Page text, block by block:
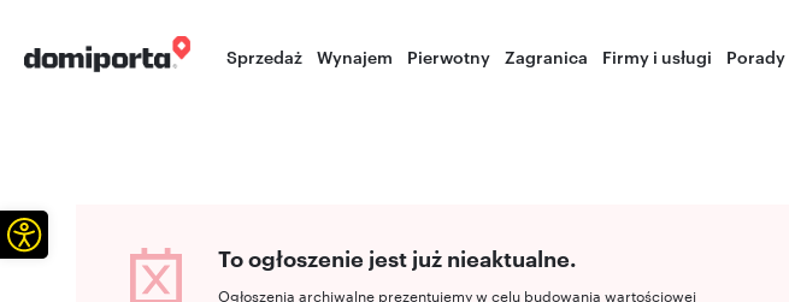
Sprzedaż Wynajem Pierwotny Zagranica Firmy i usługi Porady
To ogłoszenie jest już nieaktualne.
Ogłoszenia archiwalne prezentujemy w celu budowania wartościowej
Otwórz pasek narzędzi